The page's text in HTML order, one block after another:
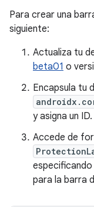
Para crear una
siguiente:
Actualiza tu
beta01 o
Encapsula tu
y asigna un ID.
Accede de
especificando
para la barra